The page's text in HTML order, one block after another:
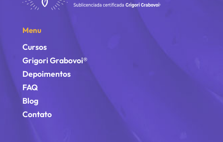
Menu
Cursos
Grigori Grabovoi®
Depoimentos
FAQ
Blog
Contato